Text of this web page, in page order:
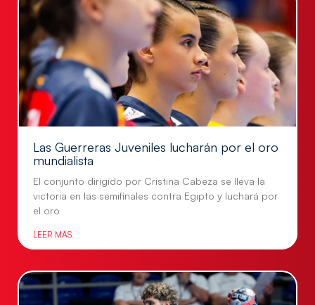
Las Guerreras Juveniles lucharán por el oro
mundialista
El conjunto dirigido por Cristina Cabeza se lleva la
victoria en las semifinales contra Egipto y luchará por
el oro
LEER MÁS